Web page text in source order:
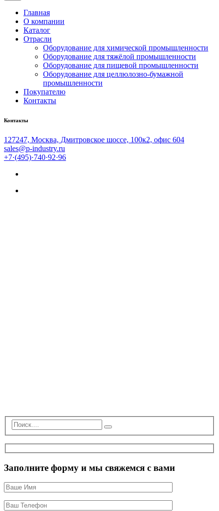
Главная
О компании
Каталог
Отрасли
Оборудование для химической промышленности
Оборудование для тяжёлой промышленности
Оборудование для пищевой промышленности
Оборудование для целлюлозно-бумажной
промышленности
Покупателю
Контакты
Контакты
127247, Москва, Дмитровское шоссе, 100к2, офис 604
sales@p-industry.ru
+7·(495)·740·92·96
Заполните форму и мы свяжемся с вами